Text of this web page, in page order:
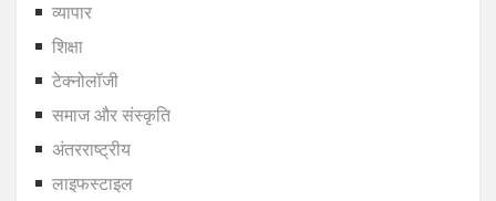
व्यापार
शिक्षा
टेक्नोलॉजी
समाज और संस्कृति
अंतरराष्ट्रीय
लाइफस्टाइल